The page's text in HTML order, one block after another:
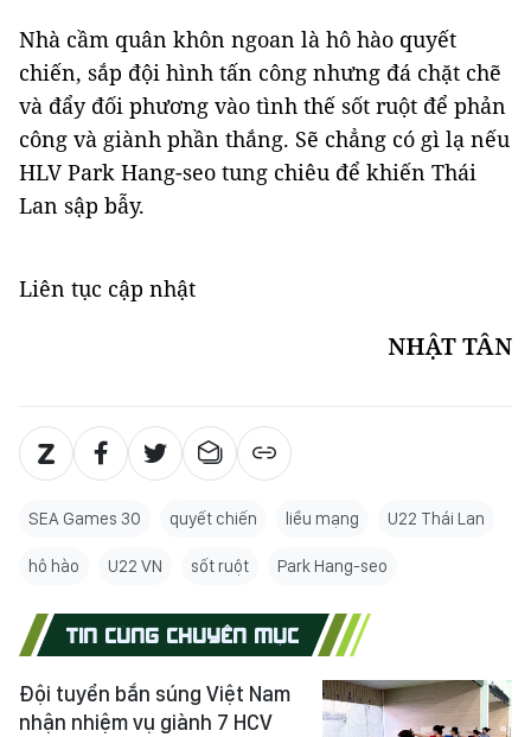
Nhà cầm quân khôn ngoan là hô hào quyết
chiến, sắp đội hình tấn công nhưng đá chặt chẽ
và đẩy đối phương vào tình thế sốt ruột để phản
công và giành phần thắng. Sẽ chẳng có gì lạ nếu
HLV Park Hang-seo tung chiêu để khiến Thái
Lan sập bẫy.
Liên tục cập nhật
NHẬT TÂN
SEA Games 30 quyết chiến liều mạng U22 Thái Lan
hô hào U22 VN sốt ruột Park Hang-seo
TIN CÙNG CHUYÊN MỤC
Đội tuyển bắn súng Việt Nam
nhận nhiệm vụ giành 7 HCV